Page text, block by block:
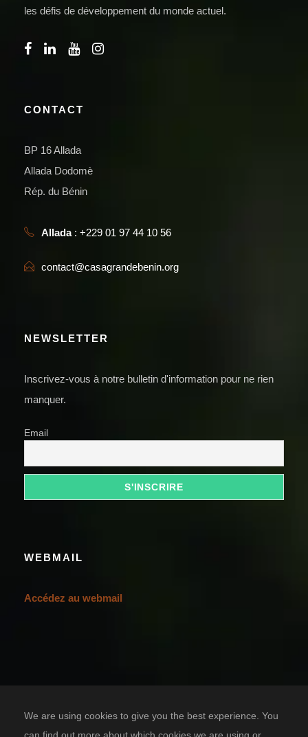
les défis de développement du monde actuel.
CONTACT
BP 16 Allada
Allada Dodomè
Rép. du Bénin
Allada: +229 01 97 44 10 56
contact@casagrandebenin.org
NEWSLETTER
Inscrivez-vous à notre bulletin d'information pour ne rien
manquer.
Email
WEBMAIL
Accédez au webmail
We are using cookies to give you the best experience. You